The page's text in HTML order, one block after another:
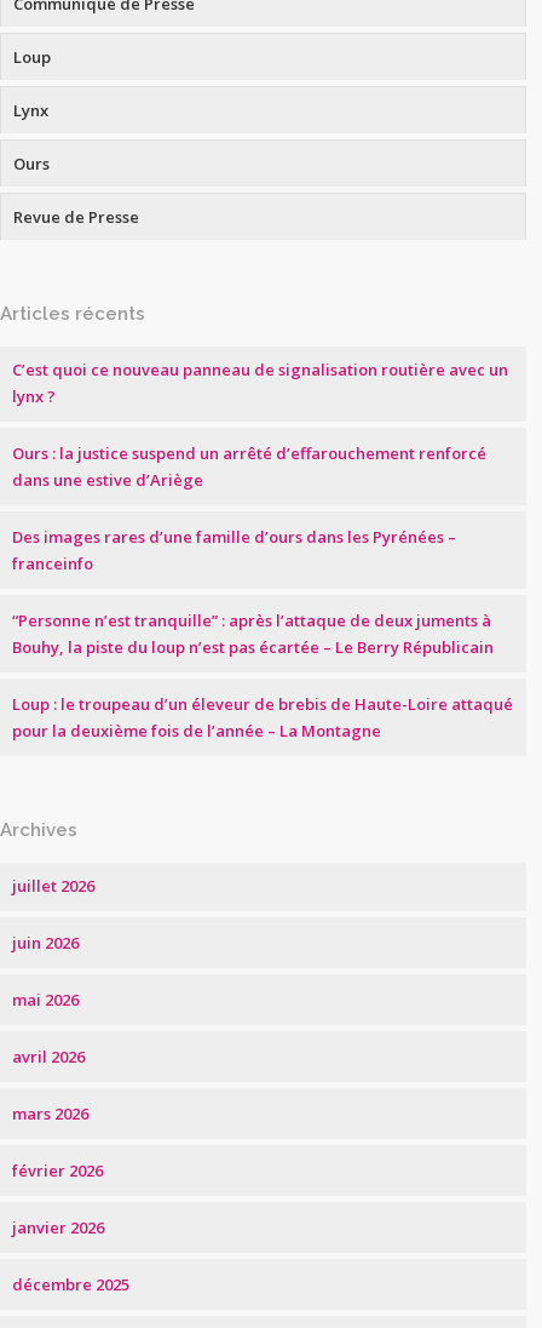
Loup
Lynx
Ours
Revue de Presse
Articles récents
C’est quoi ce nouveau panneau de signalisation routière avec un
lynx ?
Ours : la justice suspend un arrêté d’effarouchement renforcé
dans une estive d’Ariège
Des images rares d’une famille d’ours dans les Pyrénées –
franceinfo
“Personne n’est tranquille” : après l’attaque de deux juments à
Bouhy, la piste du loup n’est pas écartée – Le Berry Républicain
Loup : le troupeau d’un éleveur de brebis de Haute-Loire attaqué
pour la deuxième fois de l’année – La Montagne
Archives
juillet 2026
juin 2026
mai 2026
avril 2026
mars 2026
février 2026
janvier 2026
décembre 2025